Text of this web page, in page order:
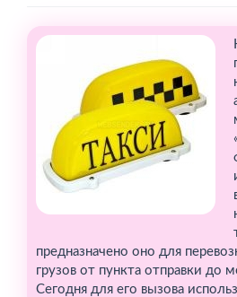
предназначено оно для
грузов от пункта отправки до
Сегодня для его вызова